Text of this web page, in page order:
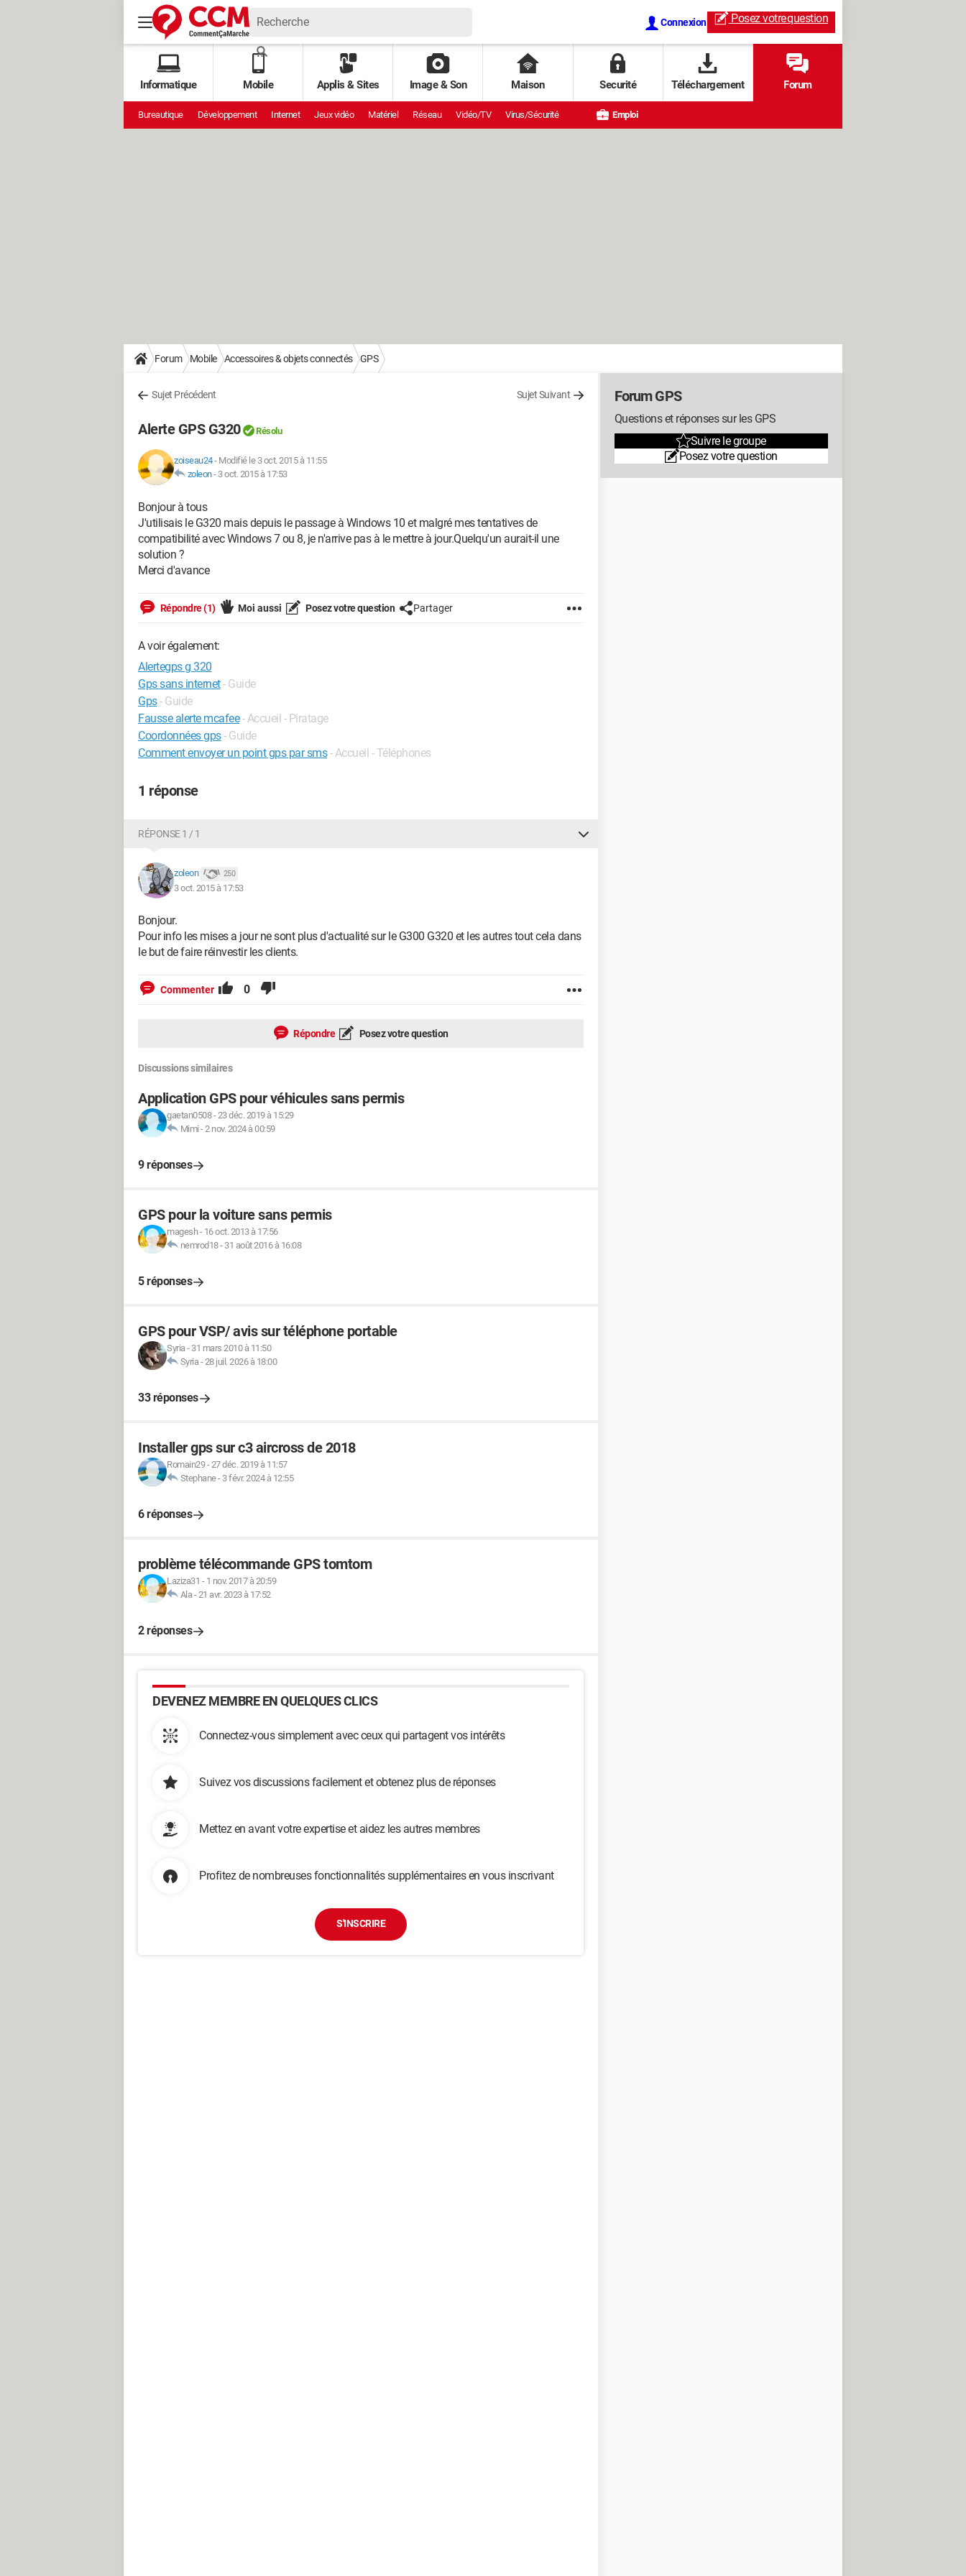
Connexion Posez votrequestion
Informatique Mobile Applis & Sites Image & Son Maison Securité Téléchargement Forum
Bureautique Développement Internet Jeux vidéo Matériel Réseau Vidéo/TV Virus/Sécurité Emploi
Forum Mobile Accessoires & objets connectés GPS
Sujet Précédent Sujet Suivant
Alerte GPS G320 Résolu
zoiseau24- Modifié le 3 oct. 2015 à 11:55
zoleon- 3 oct. 2015 à 17:53
Bonjour à tous
J'utilisais le G320 mais depuis le passage à Windows 10 et malgré mes tentatives de
compatibilité avec Windows 7 ou 8, je n'arrive pas à le mettre à jour.Quelqu'un aurait-il une
solution ?
Merci d'avance
Répondre (1) Moi aussi Posez votre question Partager
A voir également:
Alertegps g 320
Gps sans internet- Guide
Gps- Guide
Fausse alerte mcafee - Accueil - Piratage
Coordonnées gps- Guide
Comment envoyer un point gps par sms - Accueil - Téléphones
1 réponse
RÉPONSE 1 / 1
zoleon 250
3 oct. 2015 à 17:53
Bonjour.
Pour info les mises a jour ne sont plus d'actualité sur le G300 G320 et les autres tout cela dans
le but de faire réinvestir les clients.
Commenter 0
Répondre Posez votre question
Discussions similaires
Application GPS pour véhicules sans permis
gaetan0508-23 déc. 2019 à 15:29
Mimi -2 nov. 2024 à 00:59
9 réponses
GPS pour la voiture sans permis
magesh- 16 oct. 2013 à 17:56
nemrod18- 31 août 2016 à 16:08
5 réponses
GPS pour VSP/ avis sur téléphone portable
Syria- 31 mars 2010 à 11:50
Syria-28 juil. 2026 à 18:00
33 réponses
Installer gps sur c3 aircross de 2018
Romain29-27 déc. 2019 à 11:57
Stephane- 3 févr. 2024 à 12:55
6 réponses
problème télécommande GPS tomtom
Laziza31 - 1 nov. 2017 à 20:59
Ala-21 avr. 2023 à 17:52
2 réponses
DEVENEZ MEMBRE EN QUELQUES CLICS
Connectez-vous simplement avec ceux qui partagent vos intérêts
Suivez vos discussions facilement et obtenez plus de réponses
Mettez en avant votre expertise et aidez les autres membres
Profitez de nombreuses fonctionnalités supplémentaires en vous inscrivant
S'INSCRIRE
Forum GPS
Questions et réponses sur les GPS
Suivre le groupe
Posez votre question